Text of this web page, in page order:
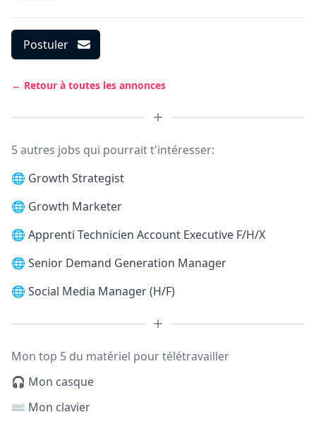
Postuler
← Retour à toutes les annonces
5 autres jobs qui pourrait t'intéresser:
🌐 Growth Strategist
🌐 Growth Marketer
🌐 Apprenti Technicien Account Executive F/H/X
🌐 Senior Demand Generation Manager
🌐 Social Media Manager (H/F)
Mon top 5 du matériel pour télétravailler
🎧 Mon casque
⌨️ Mon clavier